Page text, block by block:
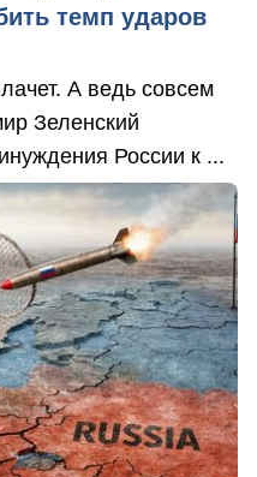
темп ударов
А ведь совсем
Зеленский
России к ...